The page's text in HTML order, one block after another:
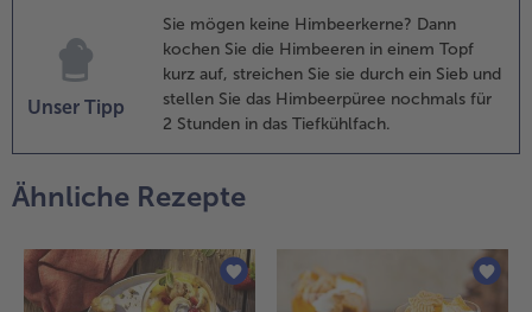
Unser Tipp
Sie mögen keine Himbeerkerne? Dann
kochen Sie die Himbeeren in einem Topf
kurz auf, streichen Sie sie durch ein Sieb und
stellen Sie das Himbeerpüree nochmals für
2 Stunden in das Tiefkühlfach.
Ähnliche Rezepte